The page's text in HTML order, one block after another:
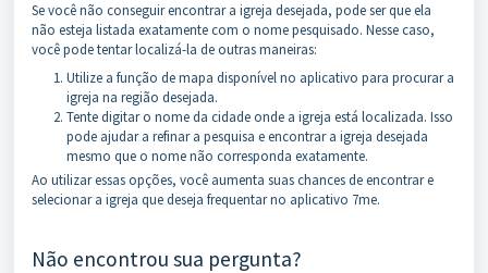
Se você não conseguir encontrar a igreja desejada, pode ser que ela
não esteja listada exatamente com o nome pesquisado. Nesse caso,
você pode tentar localizá-la de outras maneiras:
Utilize a função de mapa disponível no aplicativo para procurar a
igreja na região desejada.
Tente digitar o nome da cidade onde a igreja está localizada. Isso
pode ajudar a refinar a pesquisa e encontrar a igreja desejada
mesmo que o nome não corresponda exatamente.
Ao utilizar essas opções, você aumenta suas chances de encontrar e
selecionar a igreja que deseja frequentar no aplicativo 7me.
Não encontrou sua pergunta?